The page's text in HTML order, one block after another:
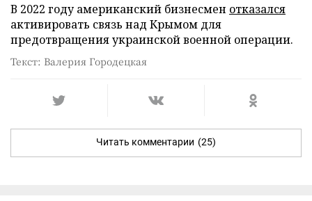
В 2022 году американский бизнесмен отказался
активировать связь над Крымом для
предотвращения украинской военной операции.
Текст: Валерия Городецкая
Читать комментарии (25)